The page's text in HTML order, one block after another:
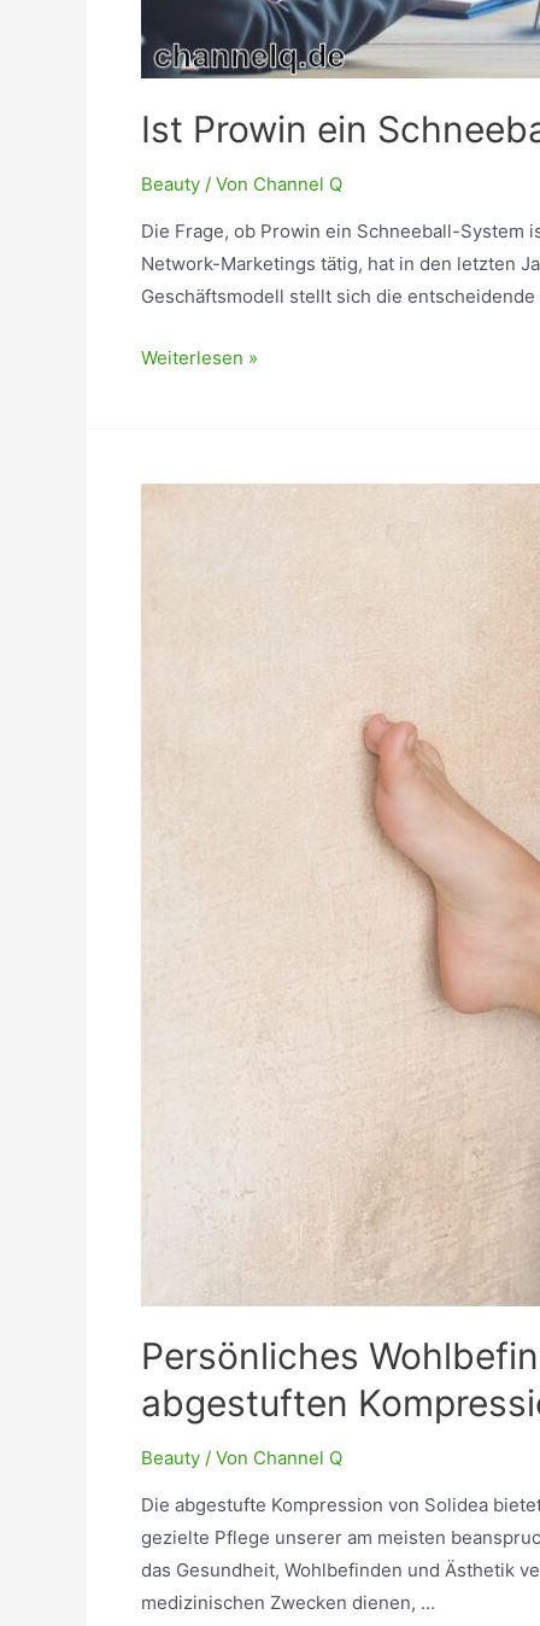
Ist Prowin ein
Beauty / Von Channel Q
Die Frage, ob Prowin ein Schneeball-System
Network-Marketings tätig, hat in den letzten
Geschäftsmodell stellt sich die
Ist
System?
Weiterlesen »
Persönliches
abgestuften
Beauty / Von Channel Q
Die abgestufte Kompression von Solidea
gezielte Pflege unserer am meisten
das Gesundheit, Wohlbefinden und Ästhetik
medizinischen Zwecken dienen, …